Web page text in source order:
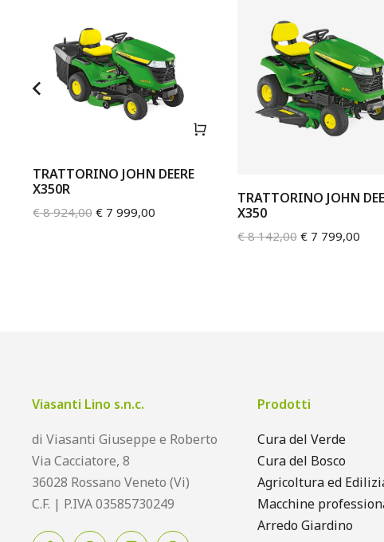
TRATTORINO JOHN DEERE
X350R
€8 924,00 €7 999,00
TRATTORINO JOHN
X350
€8 142,00 €7 799,00
Viasanti Lino s.n.c.
di Viasanti Giuseppe e Roberto
Via Cacciatore, 8
36028 Rossano Veneto (Vi)
C.F. | P.IVA 03585730249
Prodotti
Cura del Verde
Cura del Bosco
Agricoltura ed
Macchine
Arredo Giardino